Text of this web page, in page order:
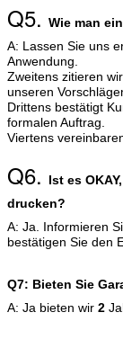
Q5. Wie man
A: Lassen Sie uns
Anwendung.
Zweitens zitieren
unseren
Drittens bestätigt
formalen Auftrag.
Viertens
Q6.
Ist es
drucken?
A: Ja. Informieren
bestätigen Sie den
Q7: Bieten Sie
A: Ja bieten wir 2